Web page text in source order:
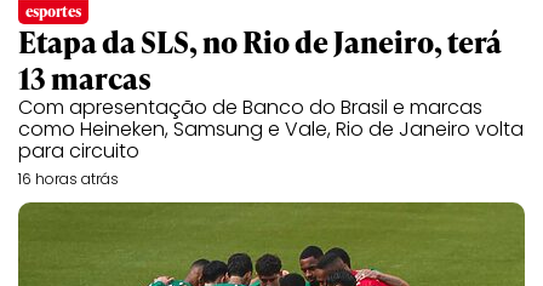
esportes
Etapa da SLS, no Rio de Janeiro, terá
13 marcas
Com apresentação de Banco do Brasil e marcas
como Heineken, Samsung e Vale, Rio de Janeiro volta
para circuito
16 horas atrás